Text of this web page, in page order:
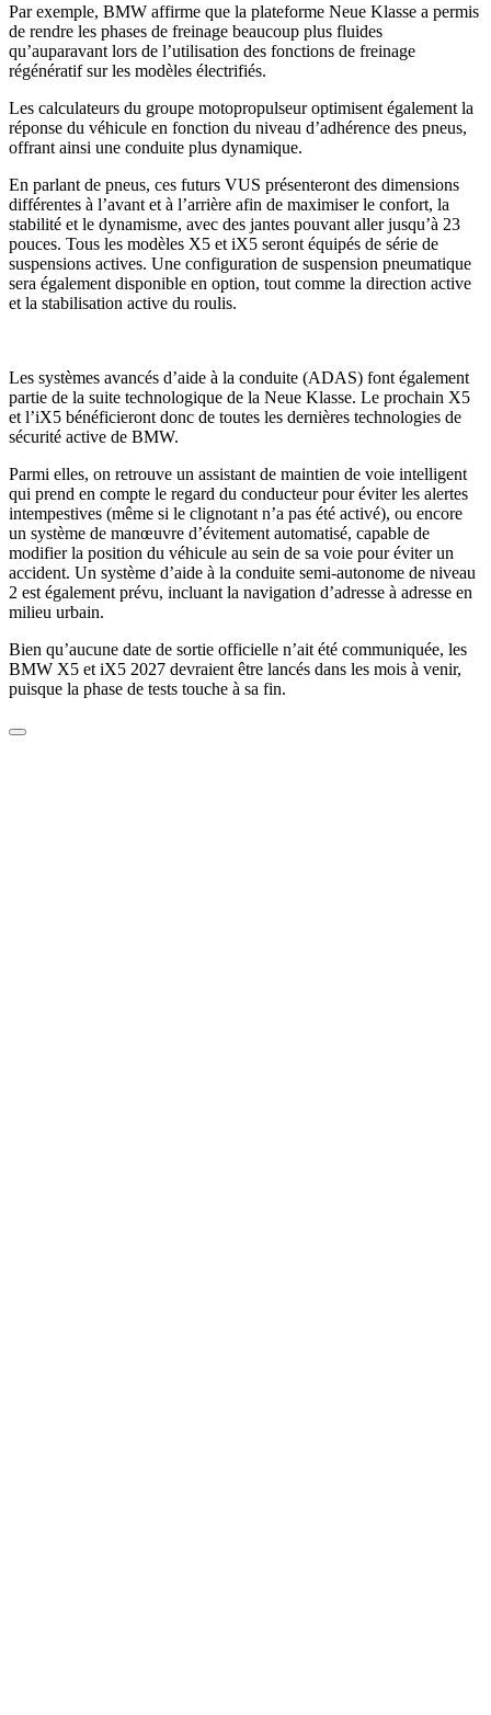
Par exemple, BMW affirme que la plateforme Neue Klasse a permis
de rendre les phases de freinage beaucoup plus fluides
qu’auparavant lors de l’utilisation des fonctions de freinage
régénératif sur les modèles électrifiés.
Les calculateurs du groupe motopropulseur optimisent également la
réponse du véhicule en fonction du niveau d’adhérence des pneus,
offrant ainsi une conduite plus dynamique.
En parlant de pneus, ces futurs VUS présenteront des dimensions
différentes à l’avant et à l’arrière afin de maximiser le confort, la
stabilité et le dynamisme, avec des jantes pouvant aller jusqu’à 23
pouces. Tous les modèles X5 et iX5 seront équipés de série de
suspensions actives. Une configuration de suspension pneumatique
sera également disponible en option, tout comme la direction active
et la stabilisation active du roulis.
Les systèmes avancés d’aide à la conduite (ADAS) font également
partie de la suite technologique de la Neue Klasse. Le prochain X5
et l’iX5 bénéficieront donc de toutes les dernières technologies de
sécurité active de BMW.
Parmi elles, on retrouve un assistant de maintien de voie intelligent
qui prend en compte le regard du conducteur pour éviter les alertes
intempestives (même si le clignotant n’a pas été activé), ou encore
un système de manœuvre d’évitement automatisé, capable de
modifier la position du véhicule au sein de sa voie pour éviter un
accident. Un système d’aide à la conduite semi-autonome de niveau
2 est également prévu, incluant la navigation d’adresse à adresse en
milieu urbain.
Bien qu’aucune date de sortie officielle n’ait été communiquée, les
BMW X5 et iX5 2027 devraient être lancés dans les mois à venir,
puisque la phase de tests touche à sa fin.